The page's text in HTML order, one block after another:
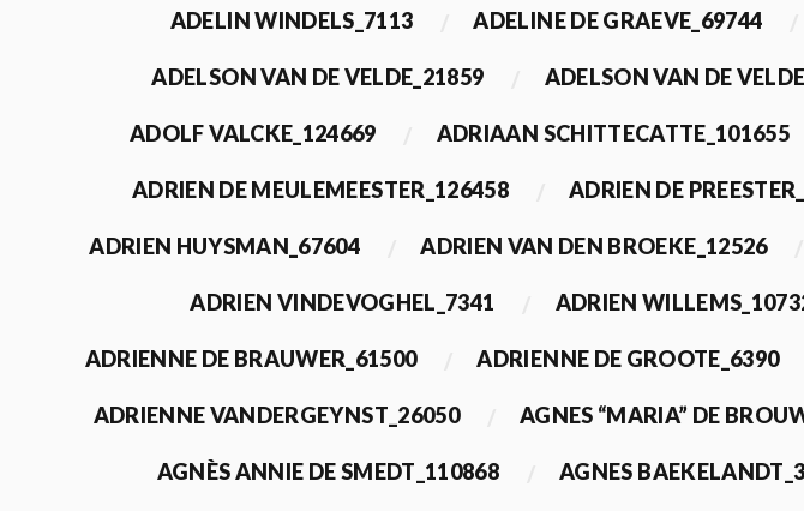
ADELIN WINDELS_7113 ADELINE DE GRAEVE_69744
ADELSON VAN DE VELDE_21859 ADELSON VAN DE
ADOLF VALCKE_124669 ADRIAAN SCHITTECATTE_101655
ADRIEN DE MEULEMEESTER_126458 ADRIEN DE
ADRIEN HUYSMAN_67604 ADRIEN VAN DEN BROEKE_12526
ADRIEN VINDEVOGHEL_7341 ADRIEN
ADRIENNE DE BRAUWER_61500 ADRIENNE DE GROOTE_6390
ADRIENNE VANDERGEYNST_26050 AGNES “MARIA” DE
AGNÈS ANNIE DE SMEDT_110868 AGNES